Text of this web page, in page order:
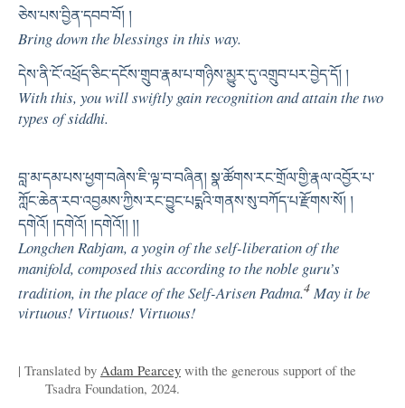
ཅེས་པས་བྱིན་དབབ་བོ། །
Bring down the blessings in this way.
དེས་ནི་ངོ་འཕྲོད་ཅིང་དངོས་གྲུབ་རྣམ་པ་གཉིས་མྱུར་དུ་འགྲུབ་པར་བྱེད་དོ། །
With this, you will swiftly gain recognition and attain the two
types of siddhi.
བླ་མ་དམ་པས་ཕྱག་བཞེས་ཇི་ལྟ་བ་བཞིན། སྣ་ཚོགས་རང་གྲོལ་གྱི་རྣལ་འབྱོར་པ་
ཀློང་ཆེན་རབ་འབྱམས་ཀྱིས་རང་བྱུང་པདྨའི་གནས་སུ་བཀོད་པ་རྫོགས་སོ། །
དགེའོ། །དགེའོ། །དགེའོ།། །།
Longchen Rabjam, a yogin of the self-liberation of the
manifold, composed this according to the noble guru’s
tradition, in the place of the Self-Arisen Padma.4 May it be
virtuous! Virtuous! Virtuous!
| Translated by Adam Pearcey with the generous support of the
Tsadra Foundation, 2024.